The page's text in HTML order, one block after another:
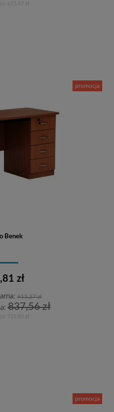
673,47 zł
Benek
zł
915,27 zł
837,56 zł
721,80 zł
promocja
promocja